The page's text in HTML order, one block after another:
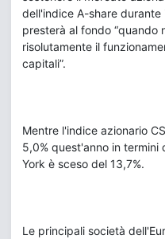
dell'indice A-share
presterà al fondo “quando
risolutamente il
capitali”.
Mentre l'indice azionario
5,0% quest'anno in termini
York è sceso del 13,7%.
Le principali società